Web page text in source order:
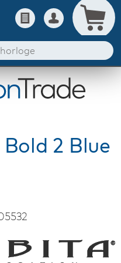
2 Blue